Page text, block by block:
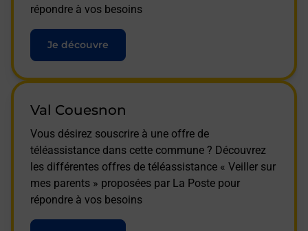
répondre à vos besoins
Je découvre
Val Couesnon
Vous désirez souscrire à une offre de
téléassistance dans cette commune ? Découvrez
les différentes offres de téléassistance « Veiller sur
mes parents » proposées par La Poste pour
répondre à vos besoins